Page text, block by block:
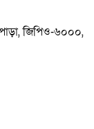
জিপিও-৬০০০,